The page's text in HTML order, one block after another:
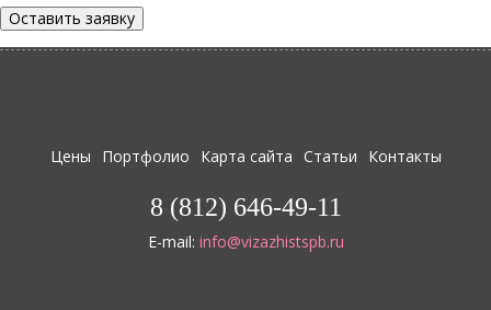
Оставить заявку
Цены Портфолио Карта сайта Статьи Контакты
8 (812) 646-49-11
E-mail: info@vizazhistspb.ru